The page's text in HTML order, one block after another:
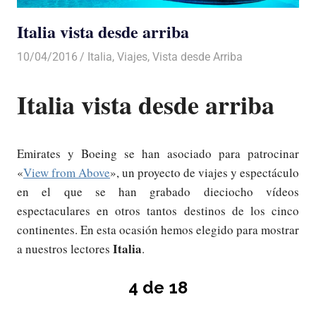
Italia vista desde arriba
10/04/2016 Luis Castellanos
Italia,Viajes,Vista desde Arriba
Italia vista desde arriba
Emirates y Boeing se han asociado para patrocinar
«View from Above», un proyecto de viajes y espectáculo
en el que se han grabado dieciocho vídeos
espectaculares en otros tantos destinos de los cinco
continentes. En esta ocasión hemos elegido para mostrar
a nuestros lectores Italia.
4 de 18